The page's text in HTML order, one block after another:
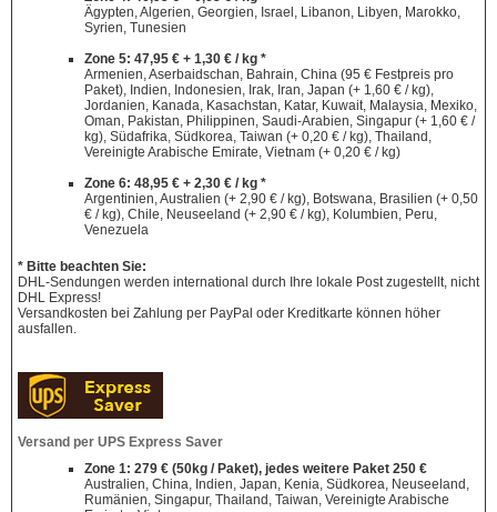
Ägypten, Algerien, Georgien, Israel, Libanon, Libyen, Marokko,
Syrien, Tunesien
Zone 5: 47,95 € + 1,30 € / kg *
Armenien, Aserbaidschan, Bahrain, China (95 € Festpreis pro
Paket), Indien, Indonesien, Irak, Iran, Japan (+ 1,60 € / kg),
Jordanien, Kanada, Kasachstan, Katar, Kuwait, Malaysia, Mexiko,
Oman, Pakistan, Philippinen, Saudi-Arabien, Singapur (+ 1,60 € /
kg), Südafrika, Südkorea, Taiwan (+ 0,20 € / kg), Thailand,
Vereinigte Arabische Emirate, Vietnam (+ 0,20 € / kg)
Zone 6: 48,95 € + 2,30 € / kg *
Argentinien, Australien (+ 2,90 € / kg), Botswana, Brasilien (+ 0,50
€ / kg), Chile, Neuseeland (+ 2,90 € / kg), Kolumbien, Peru,
Venezuela
* Bitte beachten Sie:
DHL-Sendungen werden international durch Ihre lokale Post zugestellt, nicht
DHL Express!
Versandkosten bei Zahlung per PayPal oder Kreditkarte können höher
ausfallen.
Versand per UPS Express Saver
Zone 1: 279 € (50kg / Paket), jedes weitere Paket 250 €
Australien, China, Indien, Japan, Kenia, Südkorea, Neuseeland,
Rumänien, Singapur, Thailand, Taiwan, Vereinigte Arabische